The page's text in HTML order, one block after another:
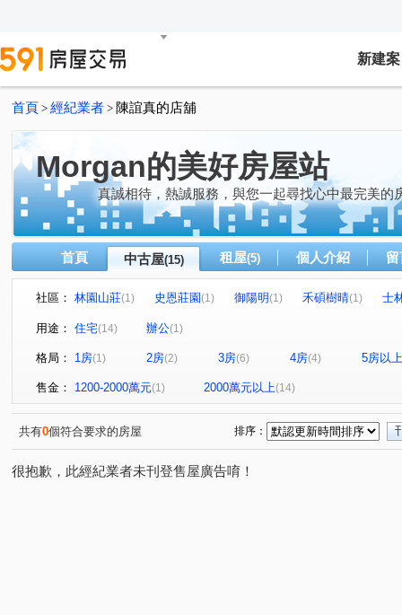
新建案
首頁 > 經紀業者 > 陳誼真的店舖
Morgan的美好房屋站
真誠相待，熱誠服務，與您一起尋找心中最完美的
首頁 中古屋(15) 租屋(5) 個人介紹
社區： 林園山莊(1) 史恩莊園(1) 御陽明(1) 禾碩樹晴(1)
士
大福將綜合大樓 (1)
格致路
磺港路 大南路(1) 中山北路六段 (1)
寧
中山北路五段(1) 中央北路二段(1) 天母北路
承德路七段(1)
用途： 住宅(14) 辦公(1)
格局： 1房(1) 2房(2) 3房(6) 4房(4) 5房以上
售金： 1200-2000萬元(1) 2000萬元以上(14)
共有0個符合要求的房屋 排序：
很抱歉，此經紀業者未刊登售屋廣告唷！